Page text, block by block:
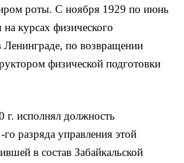
роты. С ноября 1929 по июнь
на курсах физического
Ленинграде, по возвращении
физической подготовки
г. исполнял должность
го разряда управления этой
в состав Забайкальской